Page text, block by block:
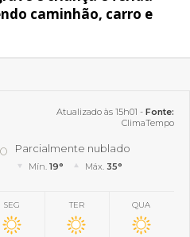
caminhão, carro e
Atualizado às 15h01 - Fonte:
ClimaTempo
Parcialmente nublado
Mín.19° Máx. 35°
SEG TER QUA